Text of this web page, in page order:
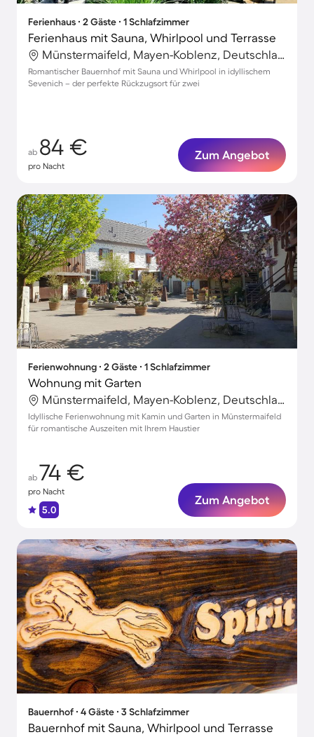
Ferienhaus ∙ 2 Gäste ∙ 1 Schlafzimmer
Ferienhaus mit Sauna, Whirlpool und Terrasse
Münstermaifeld, Mayen-Koblenz, Deutschland
Romantischer Bauernhof mit Sauna und Whirlpool in idyllischem
Sevenich – der perfekte Rückzugsort für zwei
ab 84 €
pro Nacht
Zum Angebot
Ferienwohnung ∙ 2 Gäste ∙ 1 Schlafzimmer
Wohnung mit Garten
Münstermaifeld, Mayen-Koblenz, Deutschland
Idyllische Ferienwohnung mit Kamin und Garten in Münstermaifeld
für romantische Auszeiten mit Ihrem Haustier
ab 74 €
pro Nacht
5.0
Zum Angebot
Bauernhof ∙ 4 Gäste ∙ 3 Schlafzimmer
Bauernhof mit Sauna, Whirlpool und Terrasse